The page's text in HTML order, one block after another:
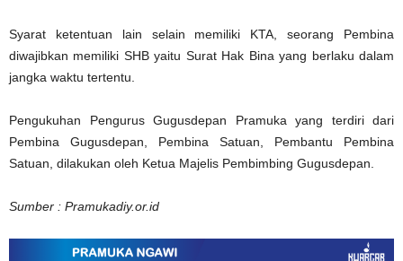
Syarat ketentuan lain selain memiliki KTA, seorang Pembina
diwajibkan memiliki SHB yaitu Surat Hak Bina yang berlaku dalam
jangka waktu tertentu.
Pengukuhan Pengurus Gugusdepan Pramuka yang terdiri dari
Pembina Gugusdepan, Pembina Satuan, Pembantu Pembina
Satuan, dilakukan oleh Ketua Majelis Pembimbing Gugusdepan.
Sumber : Pramukadiy.or.id